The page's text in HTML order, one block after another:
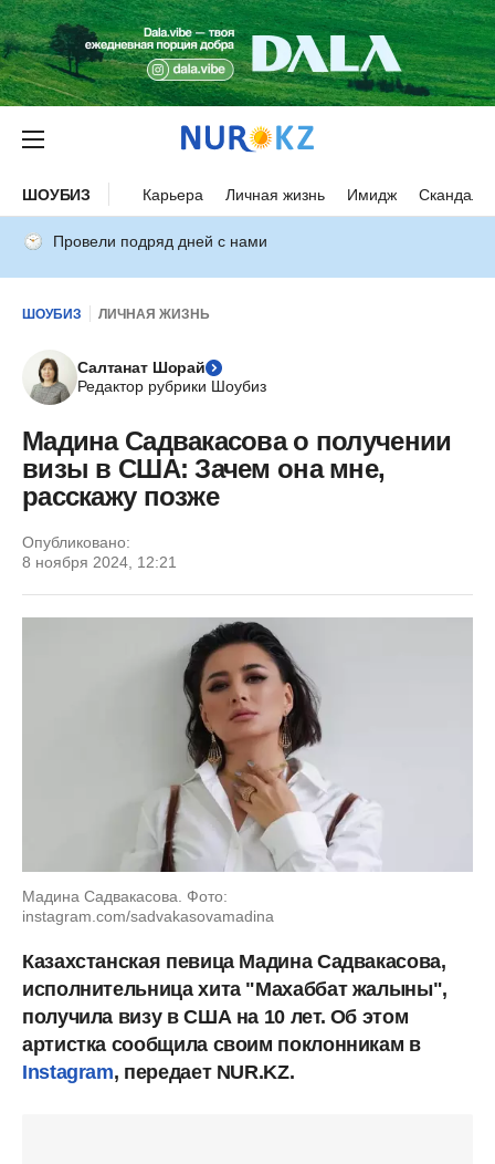
ШОУБИЗ Карьера Личная жизнь Имидж Скандалы
Провели подряд дней с нами
ШОУБИЗ ЛИЧНАЯ ЖИЗНЬ
Салтанат Шорай
Редактор рубрики Шоубиз
Мадина Садвакасова о получении
визы в США: Зачем она мне,
расскажу позже
Опубликовано:
8 ноября 2024, 12:21
Мадина Садвакасова. Фото:
instagram.com/sadvakasovamadina
Казахстанская певица Мадина Садвакасова,
исполнительница хита "Махаббат жалыны",
получила визу в США на 10 лет. Об этом
артистка сообщила своим поклонникам в
Instagram, передает NUR.KZ.